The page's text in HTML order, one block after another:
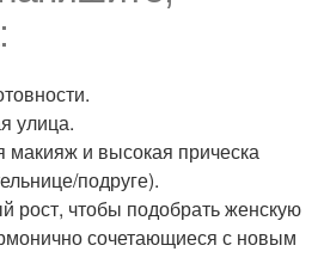
улица.
и высокая прическа
подруге).
рост, чтобы подобрать женскую
сочетающиеся с новым